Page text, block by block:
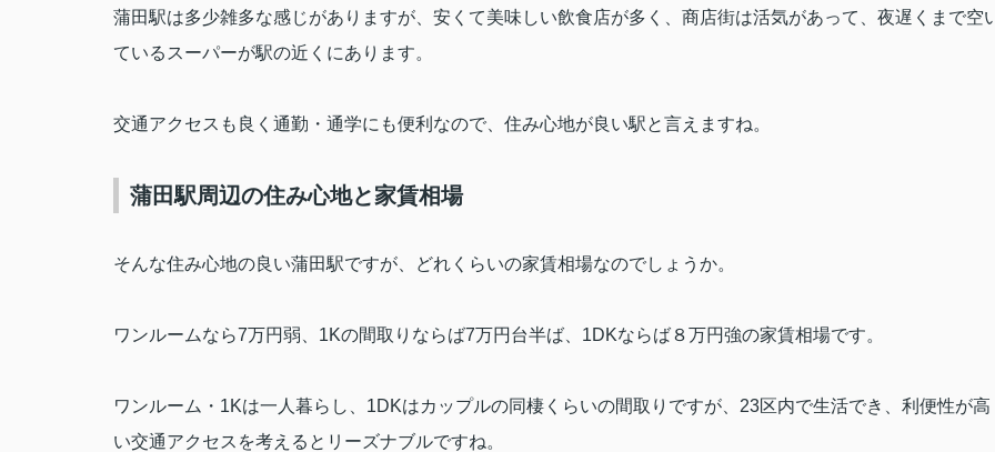
蒲田駅は多少雑多な感じがありますが、安くて美味しい飲食店が多く、商店街は活気があって、夜遅くまで空
ているスーパーが駅の近くにあります。
交通アクセスも良く通勤・通学にも便利なので、住み心地が良い駅と言えますね。
蒲田駅周辺の住み心地と家賃相場
そんな住み心地の良い蒲田駅ですが、どれくらいの家賃相場なのでしょうか。
ワンルームなら7万円弱、 1Kの間取りならば7万円台半ば、 1DKならば８万円強の家賃相場です。
ワンルーム・ 1Kは一人暮らし、 1DKはカップルの同棲くらいの間取りですが、 23区内で生活でき、利便性が高
い交通アクセスを考えるとリーズナブルですね。